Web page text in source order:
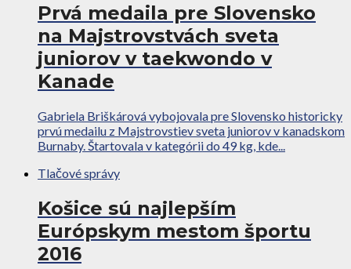
Prvá medaila pre Slovensko
na Majstrovstvách sveta
juniorov v taekwondo v
Kanade
Gabriela Briškárová vybojovala pre Slovensko historicky
prvú medailu z Majstrovstiev sveta juniorov v kanadskom
Burnaby. Štartovala v kategórii do 49 kg, kde...
Tlačové správy
Košice sú najlepším
Európskym mestom športu
2016